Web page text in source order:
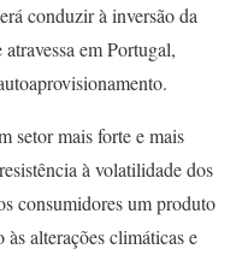
conduzir à inversão da
em Portugal,
setor mais forte e mais
à volatilidade dos
consumidores um produto
alterações climáticas e